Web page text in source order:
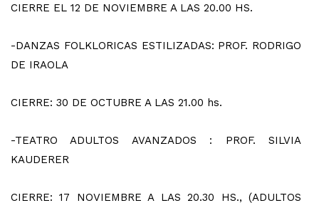
CIERRE EL 12 DE NOVIEMBRE A LAS 20.00 HS.
-DANZAS FOLKLORICAS ESTILIZADAS: PROF. RODRIGO
DE IRAOLA
CIERRE: 30 DE OCTUBRE A LAS 21.00 hs.
-TEATRO ADULTOS AVANZADOS : PROF. SILVIA
KAUDERER
CIERRE: 17 NOVIEMBRE A LAS 20.30 HS., (ADULTOS